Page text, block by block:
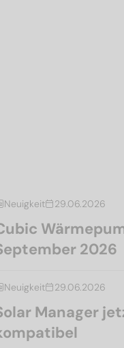
Neuigkeit 29.06.2026
2026
Neuigkeit 29.06.2026
Manager